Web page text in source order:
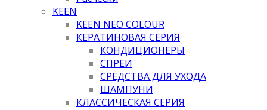
KEEN
KEEN NEO COLOUR
КЕРАТИНОВАЯ СЕРИЯ
КОНДИЦИОНЕРЫ
СПРЕИ
СРЕДСТВА ДЛЯ УХОДА
ШАМПУНИ
КЛАССИЧЕСКАЯ СЕРИЯ